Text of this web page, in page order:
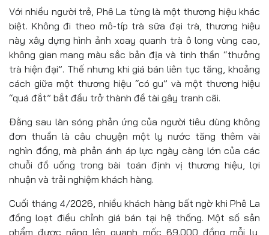
Với nhiều người trẻ, Phê La từng là một thương hiệu khác
biệt. Không đi theo mô-típ trà sữa đại trà, thương hiệu
này xây dựng hình ảnh xoay quanh trà ô long vùng cao,
không gian mang màu sắc bản địa và tinh thần “thưởng
trà hiện đại”. Thế nhưng khi giá bán liên tục tăng, khoảng
cách giữa một thương hiệu “có gu” và một thương hiệu
“quá đắt” bắt đầu trở thành đề tài gây tranh cãi.
Đằng sau làn sóng phản ứng của người tiêu dùng không
đơn thuần là câu chuyện một ly nước tăng thêm vài
nghìn đồng, mà phản ánh áp lực ngày càng lớn của các
chuỗi đồ uống trong bài toán định vị thương hiệu, lợi
nhuận và trải nghiệm khách hàng.
Cuối tháng 4/2026, nhiều khách hàng bất ngờ khi Phê La
đồng loạt điều chỉnh giá bán tại hệ thống. Một số sản
phẩm được nâng lên quanh mốc 69.000 đồng mỗi ly,